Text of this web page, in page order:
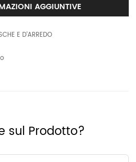
AGGIUNTIVE
E D’ARREDO
sul Prodotto?